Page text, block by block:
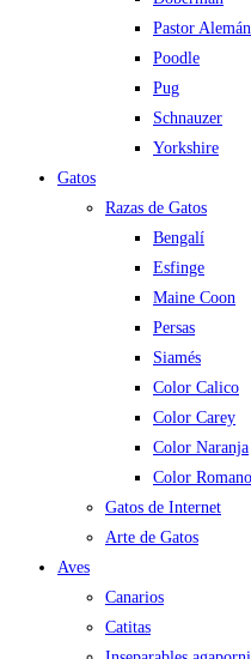
Pastor Alemán
Poodle
Pug
Schnauzer
Yorkshire
Gatos
Razas de Gatos
Bengalí
Esfinge
Maine Coon
Persas
Siamés
Color Calico
Color Carey
Color Naranja
Color Romano
Gatos de Internet
Arte de Gatos
Aves
Canarios
Catitas